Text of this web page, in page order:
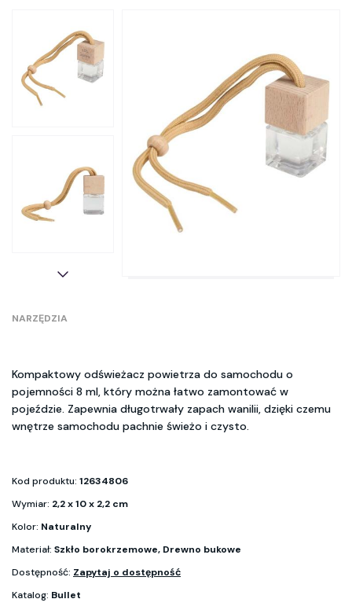
NARZĘDZIA
Kompaktowy odświeżacz powietrza do samochodu o
pojemności 8 ml, który można łatwo zamontować w
pojeździe. Zapewnia długotrwały zapach wanilii, dzięki czemu
wnętrze samochodu pachnie świeżo i czysto.
Kod produktu: 12634806
Wymiar: 2,2 x 10 x 2,2 cm
Kolor: Naturalny
Materiał: Szkło borokrzemowe, Drewno bukowe
Dostępność: Zapytaj o dostępność
Katalog: Bullet